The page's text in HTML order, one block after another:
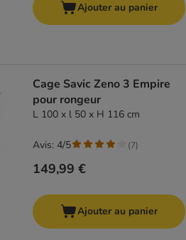
Ajouter au panier
Cage Savic Zeno 3 Empire
pour rongeur
L 100 x l 50 x H 116 cm
149,99 €
Avis: 4/5 (7)
Ajouter au panier